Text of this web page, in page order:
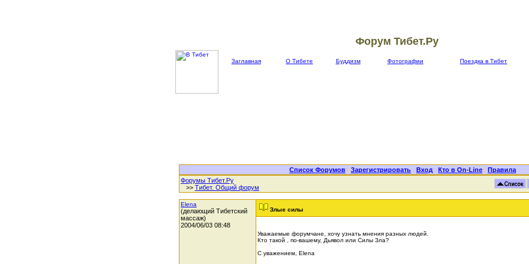
Форум Тибет.Ру
Заглавная О Тибете Буддизм Фотографии Поездка в Тибет
Список Форумов | Зарегистрировать | Вход | Кто в On-Line | Правила
Форумы Тибет.Ру
>> Тибет. Общий форум
Elena
(делающий Тибетский
массаж)
2004/06/03 08:48
Злые силы
Уважаемые форумчане, хочу узнать мнения разных людей.
Кто такой , по-вашему, Дьявол или Силы Зла?
С уважением, Elena